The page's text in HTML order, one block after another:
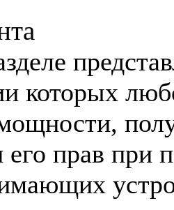
которых
его прав при